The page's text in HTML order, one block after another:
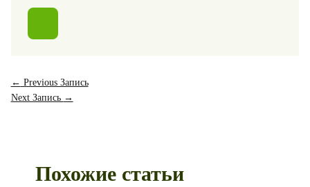
← Previous Запись
Next Запись →
Похожие статьи